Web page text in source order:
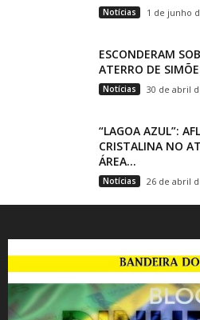
Notícias 1 de junho
ESCONDERAM
ATERRO DE
Notícias 30 de abril
“LAGOA AZUL”:
CRISTALINA NO
ÁREA...
Notícias 26 de abril